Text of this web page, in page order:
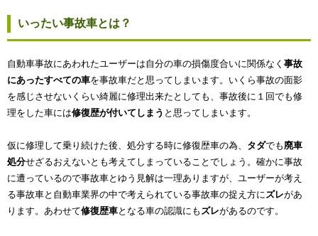
いったい事故車とは？
自動車事故にあわれたユーザーは自分の車の損傷度合いに関係なく 事故
にあったすべての車を事故車だと思ってしまいます。いくら事故の面影
を感じさせないくらい綺麗に修理出来たとしても、事故後に１回でも修
理をした車には修復歴が付いてしまう と思ってしまいます。
仮に修理して乗り続けた後、処分する時に修復歴車の為、 タダでも 廃車
処分せざるおえないとも考えてしまっていることでしょう。確かに事故
に遭っているので事故車とゆう見解は一理ありますが、ユーザーが考え
る事故車と自動車業界の中で考えられている事故車の捉え方に ズレがあ
ります。あわせて修復歴車となる車の認識にも ズレがあるのです。